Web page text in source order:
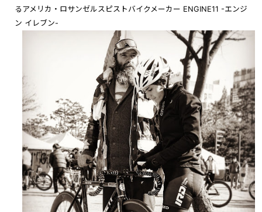
るアメリカ・ロサンゼルスピストバイクメーカー ENGINE11 -エンジ
ン イレブン-